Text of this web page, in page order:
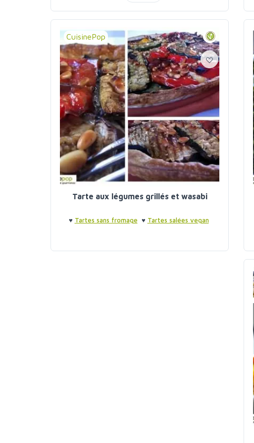
CuisinePop
Tarte aux légumes grillés et wasabi
♥ Tartes sans fromage ♥ Tartes salées vegan